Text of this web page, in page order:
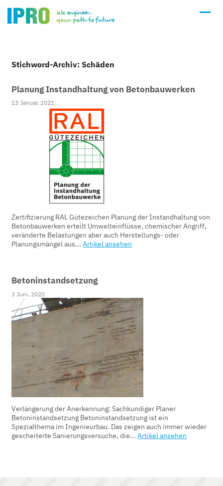
Stichword-Archiv: Schäden
Planung Instandhaltung von Betonbauwerken
13 Januar, 2021
Zertifizierung RAL Gütezeichen Planung der Instandhaltung von
Betonbauwerken erteilt Umwelteinflüsse, chemischer Angriff,
veränderte Belastungen aber auch Herstellungs- oder
Planungsmängel aus...Artikel ansehen
Betoninstandsetzung
3 Juni, 2020
Verlängerung der Anerkennung: Sachkundiger Planer
Betoninstandsetzung Betoninstandsetzung ist ein
Spezialthema im Ingenieurbau. Das zeigen auch immer wieder
gescheiterte Sanierungsversuche, die...Artikel ansehen